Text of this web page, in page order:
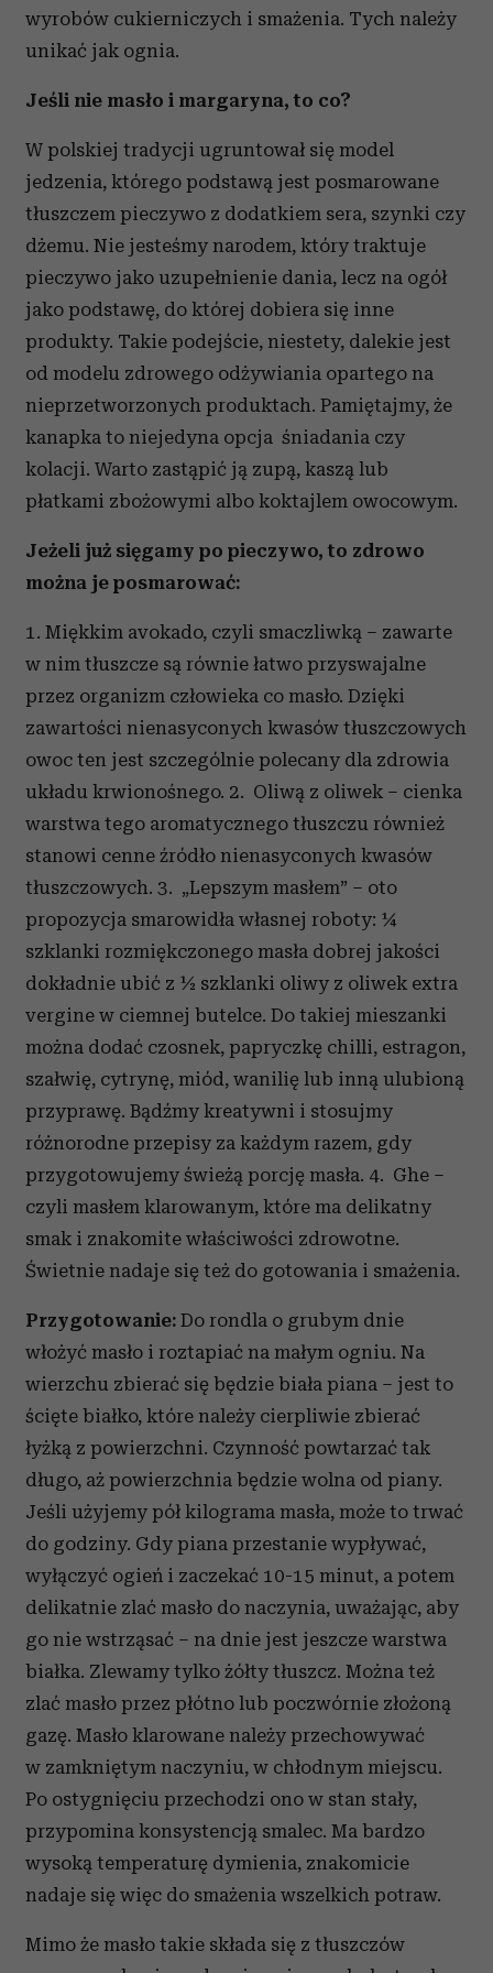
wyrobów cukierniczych i smażenia. Tych należy
unikać jak ognia.
Jeśli nie masło i margaryna, to co?
W polskiej tradycji ugruntował się model
jedzenia, którego podstawą jest posmarowane
tłuszczem pieczywo z dodatkiem sera, szynki czy
dżemu. Nie jesteśmy narodem, który traktuje
pieczywo jako uzupełnienie dania, lecz na ogół
jako podstawę, do której dobiera się inne
produkty. Takie podejście, niestety, dalekie jest
od modelu zdrowego odżywiania opartego na
nieprzetworzonych produktach. Pamiętajmy, że
kanapka to niejedyna opcja śniadania czy
kolacji. Warto zastąpić ją zupą, kaszą lub
płatkami zbożowymi albo koktajlem owocowym.
Jeżeli już sięgamy po pieczywo, to zdrowo
można je posmarować:
1. Miękkim avokado, czyli smaczliwką – zawarte
w nim tłuszcze są równie łatwo przyswajalne
przez organizm człowieka co masło. Dzięki
zawartości nienasyconych kwasów tłuszczowych
owoc ten jest szczególnie polecany dla zdrowia
układu krwionośnego. 2. Oliwą z oliwek – cienka
warstwa tego aromatycznego tłuszczu również
stanowi cenne źródło nienasyconych kwasów
tłuszczowych. 3. „Lepszym masłem” – oto
propozycja smarowidła własnej roboty: ¼
szklanki rozmiękczonego masła dobrej jakości
dokładnie ubić z ½ szklanki oliwy z oliwek extra
vergine w ciemnej butelce. Do takiej mieszanki
można dodać czosnek, papryczkę chilli, estragon,
szałwię, cytrynę, miód, wanilię lub inną ulubioną
przyprawę. Bądźmy kreatywni i stosujmy
różnorodne przepisy za każdym razem, gdy
przygotowujemy świeżą porcję masła. 4. Ghe –
czyli masłem klarowanym, które ma delikatny
smak i znakomite właściwości zdrowotne.
Świetnie nadaje się też do gotowania i smażenia.
Przygotowanie: Do rondla o grubym dnie
włożyć masło i roztapiać na małym ogniu. Na
wierzchu zbierać się będzie biała piana – jest to
ścięte białko, które należy cierpliwie zbierać
łyżką z powierzchni. Czynność powtarzać tak
długo, aż powierzchnia będzie wolna od piany.
Jeśli użyjemy pół kilograma masła, może to trwać
do godziny. Gdy piana przestanie wypływać,
wyłączyć ogień i zaczekać 10-15 minut, a potem
delikatnie zlać masło do naczynia, uważając, aby
go nie wstrząsać – na dnie jest jeszcze warstwa
białka. Zlewamy tylko żółty tłuszcz. Można też
zlać masło przez płótno lub poczwórnie złożoną
gazę. Masło klarowane należy przechowywać
w zamkniętym naczyniu, w chłodnym miejscu.
Po ostygnięciu przechodzi ono w stan stały,
przypomina konsystencją smalec. Ma bardzo
wysoką temperaturę dymienia, znakomicie
nadaje się więc do smażenia wszelkich potraw.
Mimo że masło takie składa się z tłuszczów